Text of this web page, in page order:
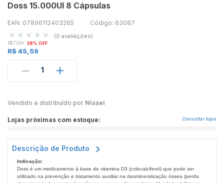
Doss 15.000UI 8 Cápsulas
EAN: 07896112403265 Código: 63087
(0 avaliações)
R$ 73,04 38% OFF
R$ 45,59
1
Vendido e distribuído por Nissei
Lojas próximas com estoque: Consultar lojas
Descrição de Produto
Indicação:
Doss é um medicamento à base de vitamina D3 (colecalciferol) que pode ser
utilizado na prevenção e tratamento auxiliar na desmineralização óssea (perda